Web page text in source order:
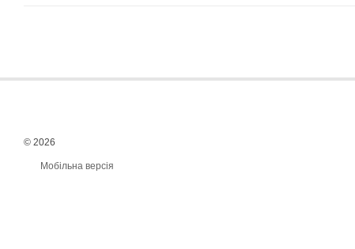
© 2026
Мобільна версія